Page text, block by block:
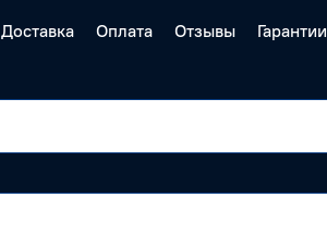
Доставка Оплата Отзывы Гарантии